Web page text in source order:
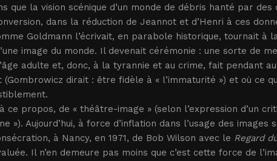
que la vision scénique d’un monde de débris hanté par
dans la réduction de Jeannot et d’Henri à ces
Goldmann l’écrivait, en parabole historique, tournait à
image du monde. Il devenait cérémonie : une sorte de
adulte et, donc, à la tyrannie et au crime, fait pendant
dirait : être fidèle à « l’immaturité ») et où ce
ce propos, de « théâtre-image » (selon l’expression d’un
»). Aujourd’hui, à force d’inflation dans l’usage des images
à Nancy, en 1971, de Bob Wilson avec le Regard
Il n’en demeure pas moins que c’est cette force de